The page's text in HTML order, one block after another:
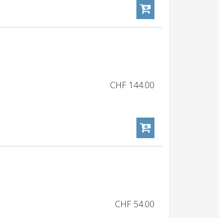
CHF 144.00
CHF 54.00